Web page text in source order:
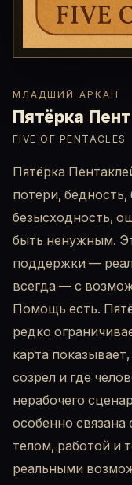
МЛАДШИЙ АРКАН
Пятёрка
FIVE OF PENTACLES
Пятёрка
потери,
безысходность,
быть ненужным.
поддержки —
всегда — с
Помощь есть.
редко
карта
созрел и где
нерабочего
особенно
телом, работой и
реальными